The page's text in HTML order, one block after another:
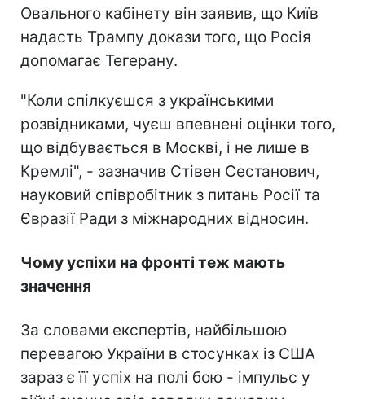
Овального кабінету він заявив, що Київ
надасть Трампу докази того, що Росія
допомагає Тегерану.
"Коли спілкуєшся з українськими
розвідниками, чуєш впевнені оцінки того,
що відбувається в Москві, і не лише в
Кремлі", - зазначив Стівен Сестанович,
науковий співробітник з питань Росії та
Євразії Ради з міжнародних відносин.
Чому успіхи на фронті теж мають
значення
За словами експертів, найбільшою
перевагою України в стосунках із США
зараз є її успіх на полі бою - імпульс у